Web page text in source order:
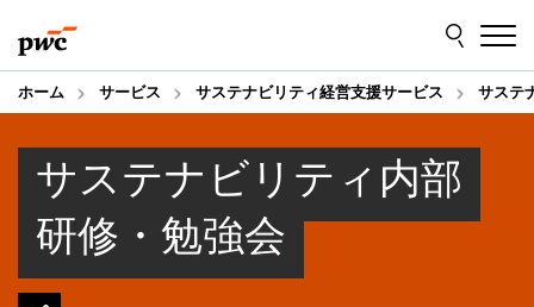
to
content
to
footer
ホーム サービス サステナビリティ経営支援サービス サステ
サステナビリティ内部
研修・勉強会